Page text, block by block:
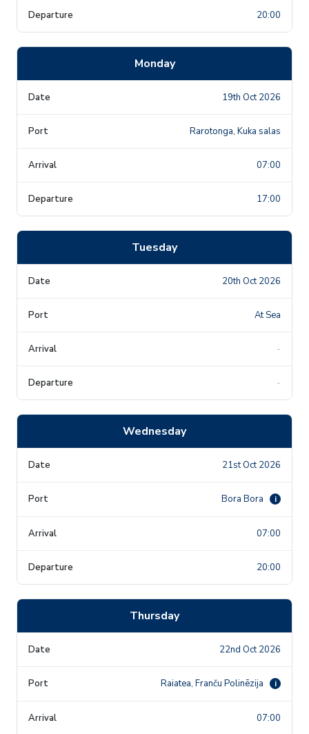
20:00
Monday
19th Oct 2026
Rarotonga, Kuka salas
07:00
17:00
Tuesday
20th Oct 2026
At Sea
-
-
Wednesday
21st Oct 2026
Bora Bora i
07:00
20:00
Thursday
22nd Oct 2026
Raiatea, Franču Polinēzija i
07:00